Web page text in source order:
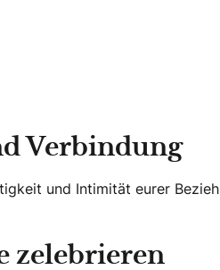
Verbindung
und Intimität eurer
zelebrieren